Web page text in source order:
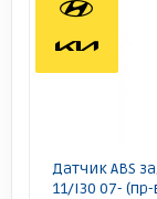
Датчик ABS
11/I30 07-